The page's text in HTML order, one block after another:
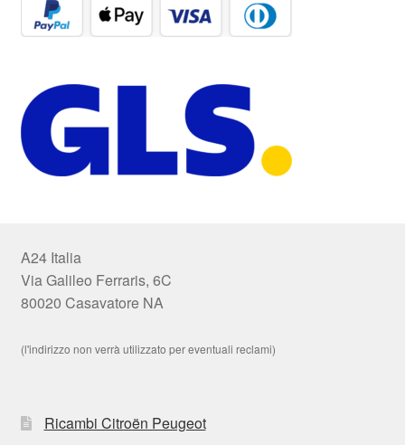
A24 Italia
Via Galileo Ferraris, 6C
80020 Casavatore NA
(l'indirizzo non verrà utilizzato per eventuali reclami)
Ricambi Citroën Peugeot